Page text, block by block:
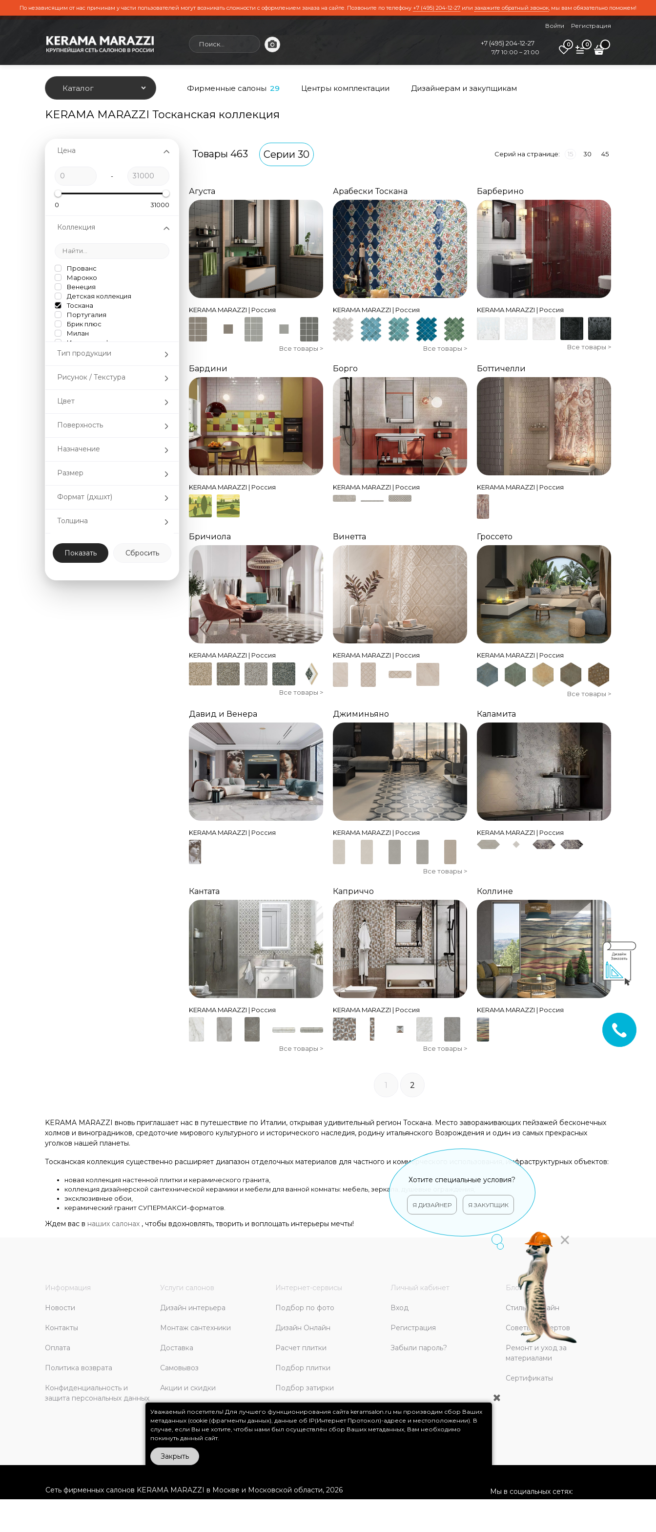
По независящим от нас причинам у части пользователей могут возникать сложности с оформлением заказа на сайте. Позвоните по телефону +7 (495) 204-12-27 или закажите обратный звонок, мы вам обязательно поможем!
Войти Регистрация
+7 (495) 204-12-27
7/7 10:00 – 21:00
0 0
Каталог Фирменные салоны 29 Центры комплектации Дизайнерам и закупщикам
KERAMA MARAZZI Тосканская коллекция
Цена
-
0 31000
Коллекция
Прованс
Марокко
Венеция
Детская коллекция
Тоскана
Португалия
Брик плюс
Милан
Испанская фиеста
Мечты о Париже
Английская коллекция
Палитра
Тип продукции
Рисунок / Текстура
Цвет
Поверхность
Назначение
Размер
Формат (дxшxт)
Толщина
Товары 463 Серии 30 Серий на странице: 15 30 45
Агуста
KERAMA MARAZZI | Россия
Все товары >
Арабески Тоскана
KERAMA MARAZZI | Россия
Все товары >
Барберино
KERAMA MARAZZI | Россия
Все товары >
Бардини
KERAMA MARAZZI | Россия
Борго
KERAMA MARAZZI | Россия
Боттичелли
KERAMA MARAZZI | Россия
Бричиола
KERAMA MARAZZI | Россия
Все товары >
Винетта
KERAMA MARAZZI | Россия
Гроссето
KERAMA MARAZZI | Россия
Все товары >
Давид и Венера
KERAMA MARAZZI | Россия
Джиминьяно
KERAMA MARAZZI | Россия
Все товары >
Каламита
KERAMA MARAZZI | Россия
Кантата
KERAMA MARAZZI | Россия
Все товары >
Каприччо
KERAMA MARAZZI | Россия
Все товары >
Коллине
KERAMA MARAZZI | Россия
1 2
KERAMA MARAZZI вновь приглашает нас в путешествие по Италии, открывая удивительный регион Тоскана. Место завораживающих пейзажей бесконечных
холмов и виноградников, средоточие мирового культурного и исторического наследия, родину итальянского Возрождения и один из самых прекрасных
уголков нашей планеты.
Тосканская коллекция существенно расширяет диапазон отделочных материалов для частного и коммерческого использования, инфраструктурных объектов:
новая коллекция настенной плитки и керамического гранита,
коллекция дизайнерской сантехнической керамики и мебели для ванной комнаты: мебель, зеркала, душевые ограждения,
эксклюзивные обои,
керамический гранит СУПЕРМАКСИ-форматов.
Ждем вас в наших салонах , чтобы вдохновлять, творить и воплощать интерьеры мечты!
Информация
Новости
Контакты
Оплата
Политика возврата
Конфиденциальность и
защита персональных данных
Услуги салонов
Дизайн интерьера
Монтаж сантехники
Доставка
Самовывоз
Акции и скидки
Закупщикам и дизайнерам
Адреса салонов
Интернет-сервисы
Подбор по фото
Дизайн Онлайн
Расчет плитки
Подбор плитки
Подбор затирки
Личный кабинет
Вход
Регистрация
Забыли пароль?
Блог
Стиль и дизайн
Советы экспертов
Ремонт и уход за
материалами
Сертификаты
Сеть фирменных салонов KERAMA MARAZZI в Москве и Московской области, 2026 Мы в социальных сетях:
Уважаемый посетитель! Для лучшего функционирования сайта keramsalon.ru мы производим сбор Ваших
метаданных (cookie (фрагменты данных), данные об IP(Интернет Протокол)-адресе и местоположении). В
случае, если Вы не хотите, чтобы нами был осуществлён сбор Ваших метаданных, Вам необходимо
покинуть данный сайт.
Закрыть
×
Хотите специальные условия?
Я ДИЗАЙНЕР Я ЗАКУПЩИК